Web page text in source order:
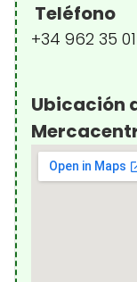
Teléfono
+34 962 35
Ubicación